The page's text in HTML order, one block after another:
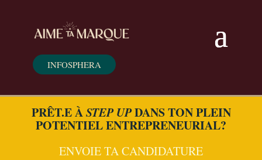
INFOSPHERA
PRÊT.E ÀSTEP UPDANS TON PLEIN
POTENTIEL ENTREPRENEURIAL?
ENVOIE TA CANDIDATURE